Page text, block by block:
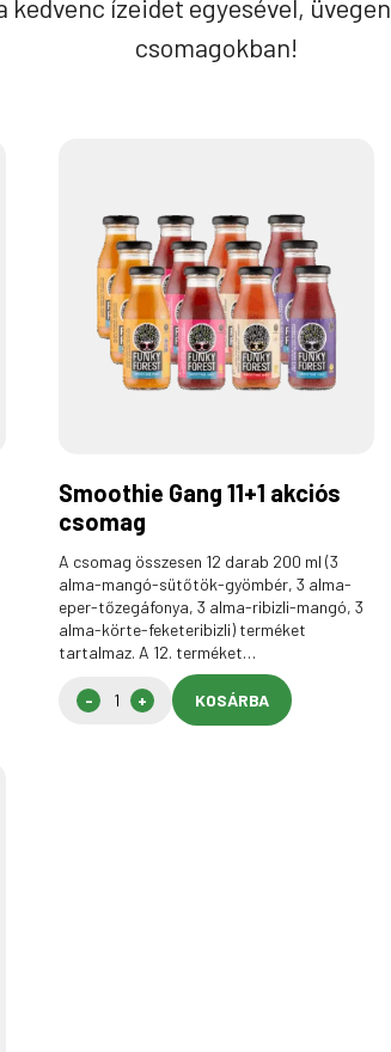
kedvenc ízeidet egyesével,
csomagokban!
Smoothie Gang 11+1 akciós
csomag
A csomag összesen 12 darab 200 ml (3
alma-mangó-sütőtök-gyömbér, 3 alma-
eper-tőzegáfonya, 3 alma-ribizli-mangó, 3
alma-körte-feketeribizli) terméket
tartalmaz. A 12. terméket…
KOSÁRBA